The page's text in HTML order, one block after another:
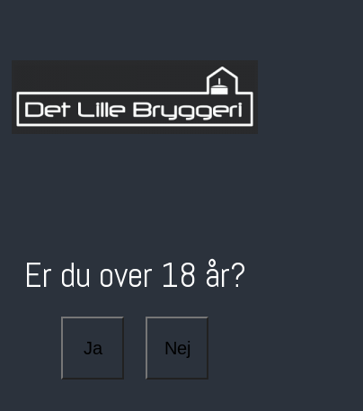
Er du over 18 år?
Ja Nej